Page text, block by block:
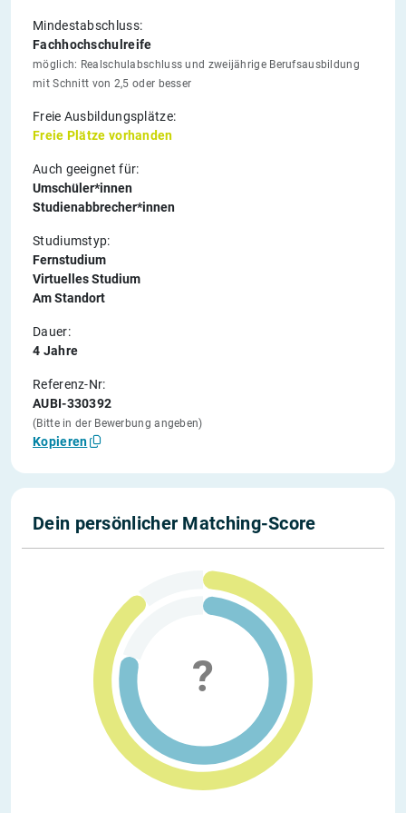
Mindestabschluss:
Fachhochschulreife
möglich: Realschulabschluss und zweijährige Berufsausbildung
mit Schnitt von 2,5 oder besser
Freie Ausbildungsplätze:
Freie Plätze vorhanden
Auch geeignet für:
Umschüler*innen
Studienabbrecher*innen
Studiumstyp:
Fernstudium
Virtuelles Studium
Am Standort
Dauer:
4 Jahre
Referenz-Nr:
AUBI-330392
(Bitte in der Bewerbung angeben)
Kopieren
Dein persönlicher Matching-Score